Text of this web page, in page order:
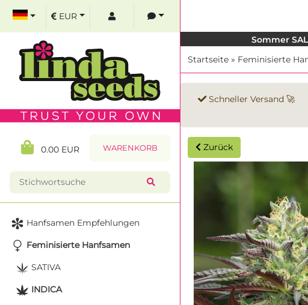
Sommer
Startseite » Feminisierte
Schneller Versand 🚀
Zurück
EUR
0.00 EUR WARENKORB
Hanfsamen Empfehlungen
Feminisierte Hanfsamen
SATIVA
INDICA